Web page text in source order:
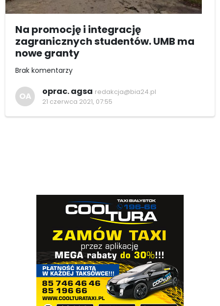
Na promocję i integrację
zagranicznych studentów. UMB ma
nowe granty
Brak komentarzy
OA oprac. agsa redakcja@bia24.pl
21 czerwca 2021, 07:55